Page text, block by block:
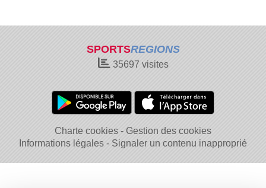
SPORTSREGIONS
35697 visites
Charte cookies
Gestion des cookies
Informations légales
Signaler un contenu inapproprié